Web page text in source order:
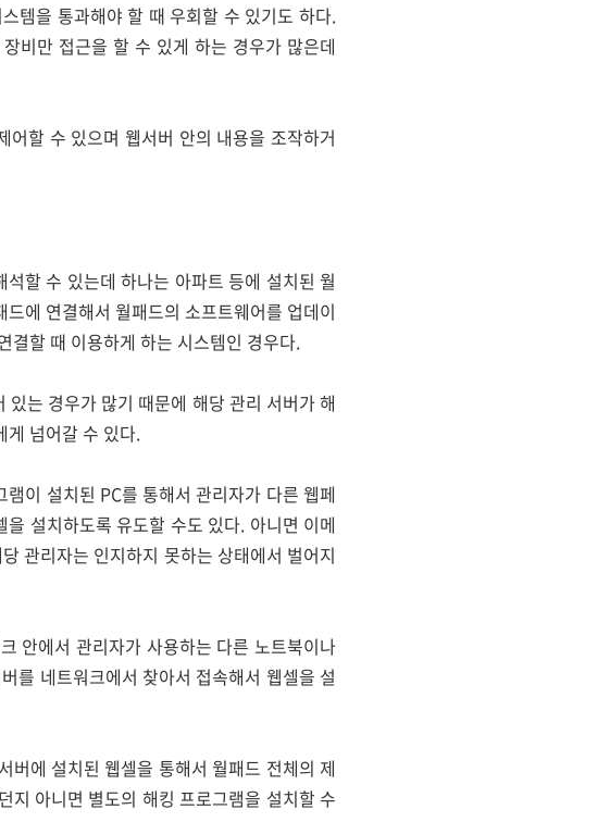
템을 통과해야 할 때 우회할 수 있기도 하다.
비만 접근을 할 수 있게 하는 경우가 많은데
할 수 있으며 웹서버 안의 내용을 조작하거
할 수 있는데 하나는 아파트 등에 설치된 월
에 연결해서 월패드의 소프트웨어를 업데이
결할 때 이용하게 하는 시스템인 경우다.
는 경우가 많기 때문에 해당 관리 서버가 해
게 넘어갈 수 있다.
이 설치된 PC를 통해서 관리자가 다른 웹페
설치하도록 유도할 수도 있다. 아니면 이메
관리자는 인지하지 못하는 상태에서 벌어지
안에서 관리자가 사용하는 다른 노트북이나
를 네트워크에서 찾아서 접속해서 웹셀을 설
버에 설치된 웹셀을 통해서 월패드 전체의 제
지 아니면 별도의 해킹 프로그램을 설치할 수